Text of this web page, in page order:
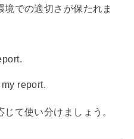
での適切さが保たれま
report.
て使い分けましょう。